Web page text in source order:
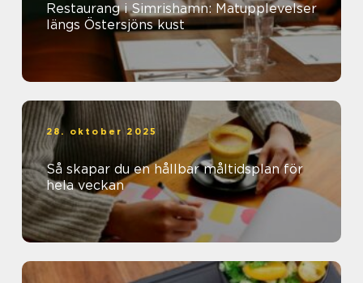
Restaurang i Simrishamn: Matupplevelser
längs Östersjöns kust
28. oktober 2025
Så skapar du en hållbar måltidsplan för
hela veckan